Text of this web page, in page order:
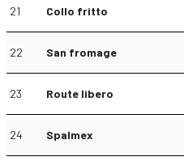
21 Collo fritto
22 San fromage
23 Route libero
24 Spalmex